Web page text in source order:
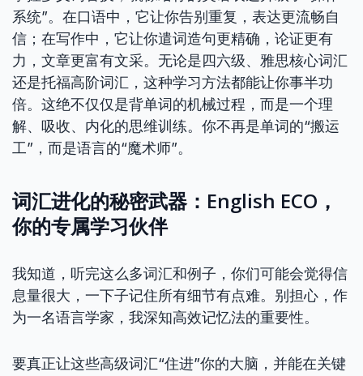
系统”。在口语中，它让你告别重复，表达更流畅自
信；在写作中，它让你遣词造句更精确，论证更有
力，文章更富有文采。无论是四六级、雅思核心词汇
还是托福高阶词汇，这种学习方法都能让你事半功
倍。这绝不仅仅是背单词的机械过程，而是一个理
解、吸收、内化的思维训练。你不再是单词的“搬运
工”，而是语言的“魔术师”。
词汇进化的秘密武器：English ECO，
你的专属学习伙伴
我知道，听完这么多词汇和例子，你们可能会觉得信
息量很大，一下子记住所有细节有点难。别担心，作
为一名语言学家，我深知高效记忆法的重要性。
要真正让这些高级词汇“住进”你的大脑，并能在关键